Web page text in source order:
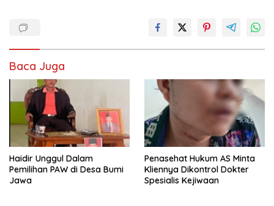
Baca Juga
Haidir Unggul Dalam
Pemilihan PAW di Desa Bumi
Jawa
Penasehat Hukum AS Minta
Kliennya Dikontrol Dokter
Spesialis Kejiwaan